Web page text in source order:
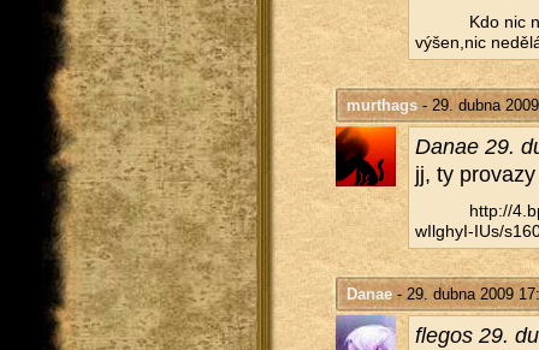
Kdo nic
vý­šen,nic
murthags- 29. dubna
Danae 29.
jj, ty
http://​
wIlghyI-IUs/​
Danae- 29. dubna 2009
fle­gos 29.